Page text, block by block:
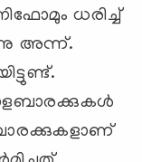
ധരിച്ച്
അന്ന്.